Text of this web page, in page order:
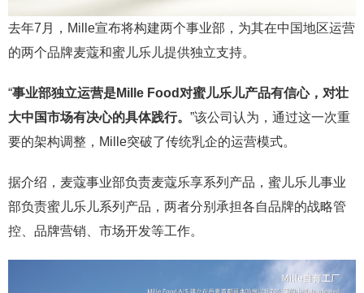
去年7月，Mille宣布将构建两个事业部，为其在中国地区运营
的两个品牌麦蔻和蜜儿乐儿提供独立支持。
“事业部独立运营是Mille Food对蜜儿乐儿产品有信心，对壮
大中国市场有决心的具体践行。 ”该公司认为，通过这一次重
要的架构调整，Mille突破了传统乳企的运营模式。
据介绍，麦蔻事业部负责麦蔻乐享系列产品，蜜儿乐儿事业
部负责蜜儿乐儿系列产品，两者分别承担各自品牌的战略管
控、品牌营销、市场开发等工作。